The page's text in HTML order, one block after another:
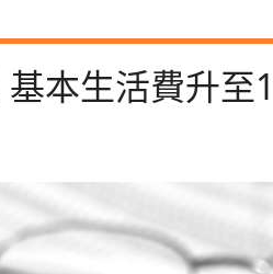
基本生活費升